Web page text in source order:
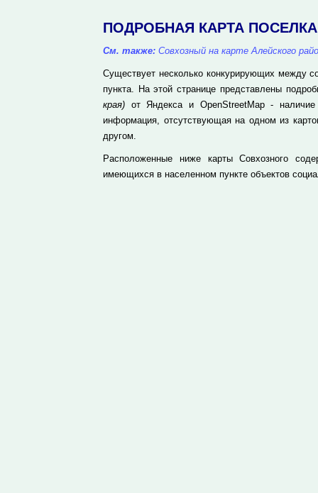
ПОДРОБНАЯ КАРТА
См. также: Совхозный на карте Алейского
Существует несколько конкурирующих между
пункта. На этой странице представлены
края) от Яндекса и OpenStreetMap -
информация, отсутствующая на одном из
другом.
Расположенные ниже карты Совхозного
имеющихся в населенном пункте объектов